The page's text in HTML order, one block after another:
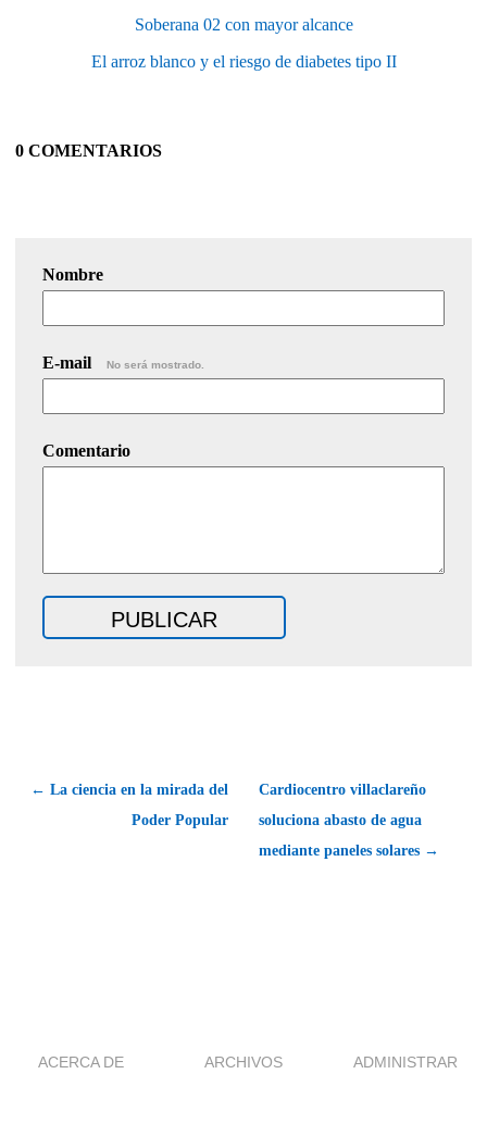
Soberana 02 con mayor alcance
El arroz blanco y el riesgo de diabetes tipo II
0 COMENTARIOS
Nombre
E-mail No será mostrado.
Comentario
← La ciencia en la mirada del
Poder Popular
Cardiocentro villaclareño
soluciona abasto de agua
mediante paneles solares →
ACERCA DE ARCHIVOS ADMINISTRAR